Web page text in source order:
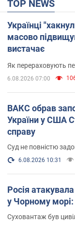
TOP NEWS
Українці
масово
вистачає
Як перераховують
6.08.2026 07:00
ВАКС обрав запобіжний захід експосолці
України у США Стефанішиній: що відомо про
справу
Суд не повністю
6.08.2026 10:31
Росія
у Чорному морі:
Суховантаж був